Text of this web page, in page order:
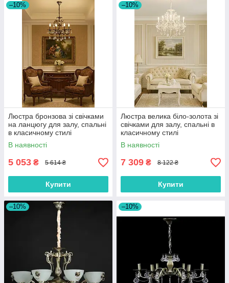
–10%
Люстра бронзова зі свічками
на ланцюгу для залу, спальні
в класичному стилі
В наявності
5 053 ₴ 5 614 ₴
Купити
–10%
Люстра велика біло-золота зі
свічками для залу, спальні в
класичному стилі
В наявності
7 309 ₴ 8 122 ₴
Купити
–10% –10%